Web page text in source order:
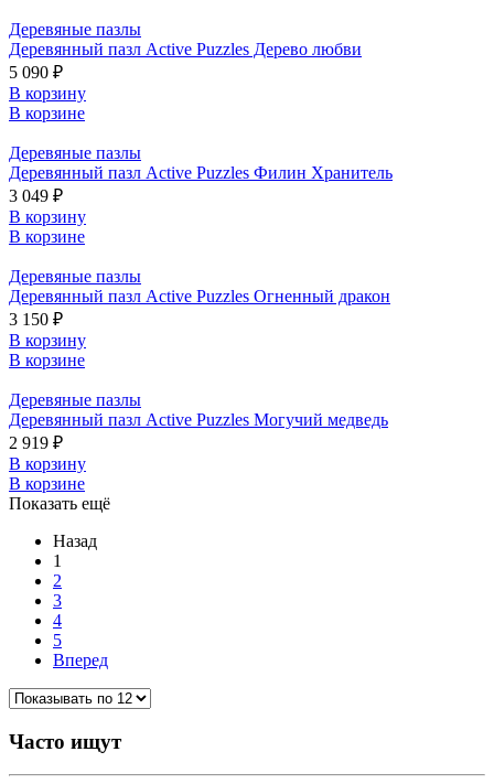
Деревяные пазлы
Деревянный пазл Active Puzzles Дерево любви
5 090 ₽
В корзину
В корзине
Деревяные пазлы
Деревянный пазл Active Puzzles Филин Хранитель
3 049 ₽
В корзину
В корзине
Деревяные пазлы
Деревянный пазл Active Puzzles Огненный дракон
3 150 ₽
В корзину
В корзине
Деревяные пазлы
Деревянный пазл Active Puzzles Могучий медведь
2 919 ₽
В корзину
В корзине
Показать ещё
Назад
1
2
3
4
5
Вперед
Часто ищут